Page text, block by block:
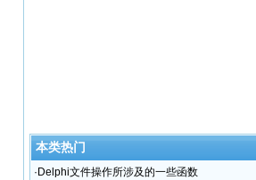
本类热门
· Delphi文件操作所涉及的一些函数